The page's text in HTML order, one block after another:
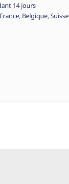
14 jours
Belgique, Suisse